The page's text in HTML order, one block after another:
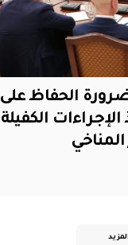
الحفاظ على
الإجراءات الكفيلة
المناخي
المزيد